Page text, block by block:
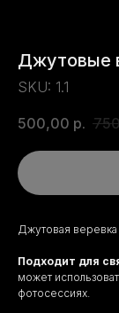
Джутовые
SKU: 1.1
500,00 р.
Джутовая
Подходит для
может
фотосессиях.